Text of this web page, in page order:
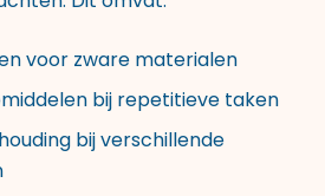
voor zware materialen
bij repetitieve taken
bij verschillende